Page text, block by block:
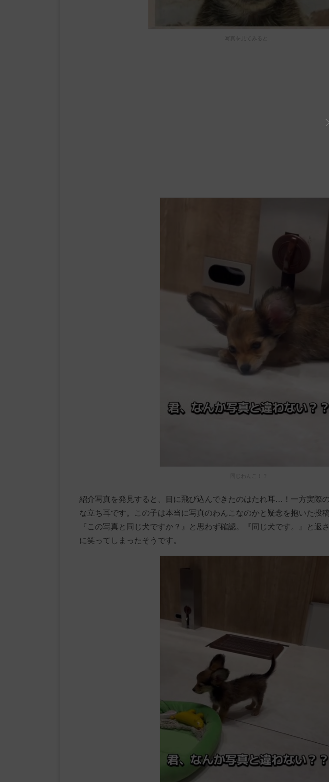
写真を見てみると…
同じわんこ！？
紹介写真を発見すると、目に飛び込んできたのはたれ耳…！一方実際
な立ち耳です。この子は本当に写真のわんこなのかと疑念を抱いた投
『この写真と同じ犬ですか？』と思わず確認。『同じ犬です。』と返
に笑ってしまったそうです。